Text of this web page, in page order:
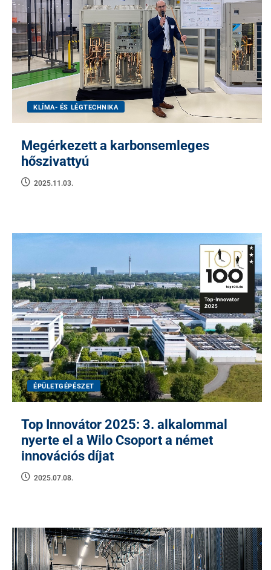
KLÍMA- ÉS LÉGTECHNIKA
Megérkezett a karbonsemleges
hőszivattyú
2025.11.03.
ÉPÜLETGÉPÉSZET
Top Innovátor 2025: 3. alkalommal
nyerte el a Wilo Csoport a német
innovációs díjat
2025.07.08.